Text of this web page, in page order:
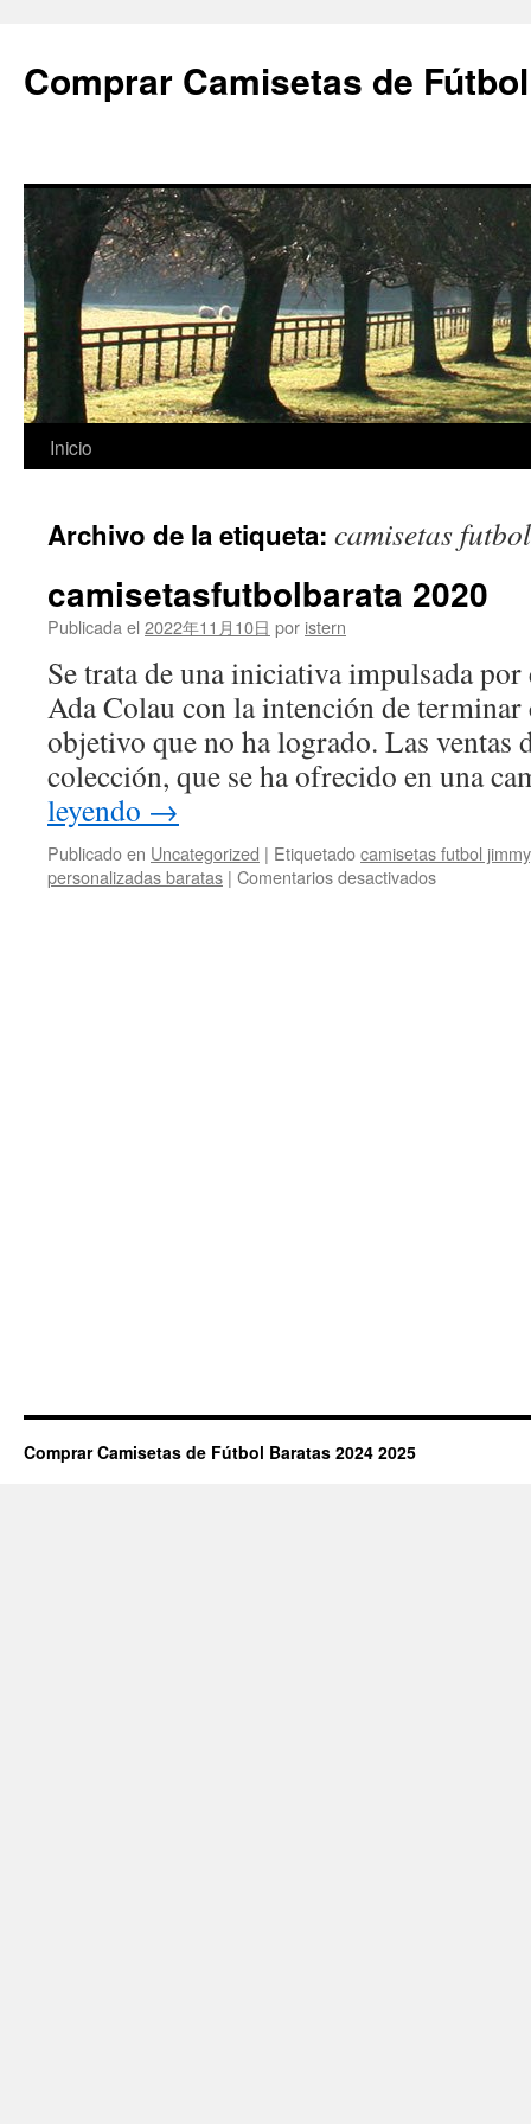
Comprar Camisetas de
Saltar
contenido
Inicio
Archivo de la etiqueta: camisetas
camisetasfutbolbarata 2020
Publicada el 2022年11月10日 por istern
Se trata de una iniciativa impulsada
Ada Colau con la intención de terminar
objetivo que no ha logrado. Las ventas
colección, que se ha ofrecido en una
leyendo →
Publicado en Uncategorized | Etiquetadocamisetas futbol jimmy
personalizadas baratas | Comentarios desactivadosen
Comprar Camisetas de Fútbol Baratas 2024 2025